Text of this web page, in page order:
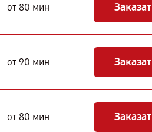
от 80 мин
от 90 мин
от 80 мин